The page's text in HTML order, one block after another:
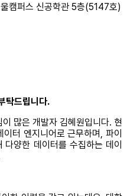
캠퍼스 신공학관 5층(5147호)
탁드립니다.
많은 개발자 김혜원입니다. 현
터 엔지니어로 근무하며, 파이
양한 데이터를 수집하는 데이